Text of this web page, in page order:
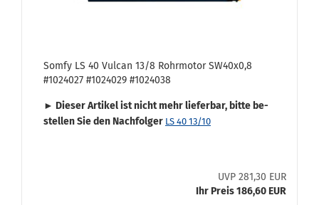
Somfy LS 40 Vul­can 13/8 Rohr­mo­tor SW40x0,8
#1024027 #1024029 #1024038
► Die­ser Ar­ti­kel ist nicht mehr lie­fer­bar, bitte be­
stel­len Sie den Nach­fol­ger LS 40 13/10
UVP 281,30 EUR
Ihr Preis 186,60 EUR